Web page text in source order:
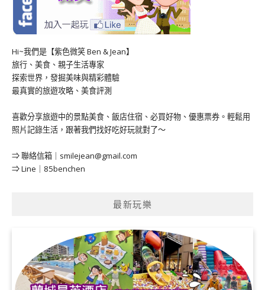
Hi~我們是【紫色微笑 Ben & Jean】
旅行、美食、親子生活專家
探索世界，發掘美味與精彩體驗
最真實的旅遊攻略、美食評測
喜歡分享旅遊中的景點美食、飯店住宿、必買好物、優惠票券。輕鬆用
照片記錄生活，跟著我們找好吃好玩就對了～
⇒ 聯絡信箱｜ smilejean@gmail.com
⇒ Line｜85benchen
最新玩樂